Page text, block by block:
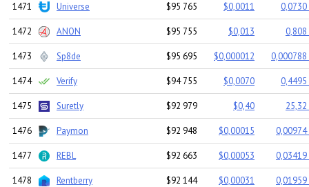
1471 Universe $95 765 $0,0011
1472 ANON $95 755 $0,013
1473 Sp8de $95 695 $0,000012 0,000788
1474 Verify $94 755 $0,0070
1475 Suretly $92 979 $0,40
1476 Paymon $92 948 $0,00015
1477 REBL $92 663 $0,00053
1478 Rentberry $92 144 $0,00031